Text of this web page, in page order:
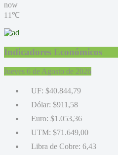
now
11℃
Indicadores Económicos
Jueves 6 de Agosto de 2026
UF: $40.844,79
Dólar: $911,58
Euro: $1.053,36
UTM: $71.649,00
Libra de Cobre: 6,43